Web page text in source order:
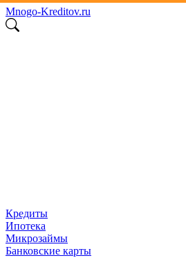
Mnogo-Kreditov.ru
Кредиты
Ипотека
Микрозаймы
Банковские карты